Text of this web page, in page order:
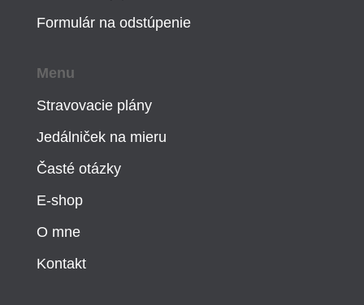
Formulár na odstúpenie
Menu
Stravovacie plány
Jedálniček na mieru
Časté otázky
E-shop
O mne
Kontakt